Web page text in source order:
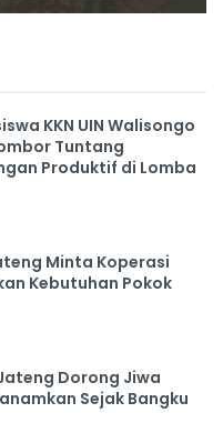
KKN UIN Walisongo
Tuntang
Produktif di Lomba
Minta Koperasi
Kebutuhan Pokok
Dorong Jiwa
Sejak Bangku